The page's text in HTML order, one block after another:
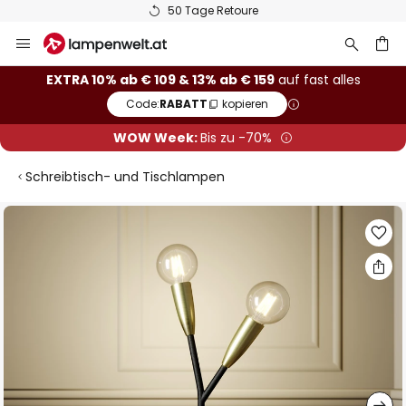
50 Tage Retoure
Inhalt
springen
EXTRA 10% ab € 109 & 13% ab € 159auf fast alles
Code:RABATT kopieren
WOW Week:Bis zu -70%
Schreibtisch- und Tischlampen
Zum